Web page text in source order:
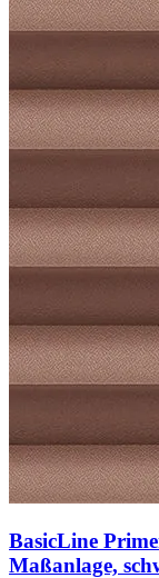
BasicLine
Maßanlage,